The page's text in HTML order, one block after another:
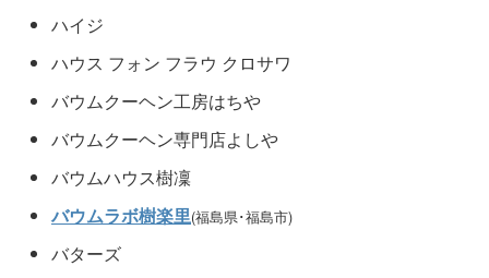
ハイジ
ハウス フォン フラウ クロサワ
バウムクーヘン工房はちや
バウムクーヘン専門店よしや
バウムハウス樹凜
バウムラボ樹楽里(福島県･福島市)
バターズ